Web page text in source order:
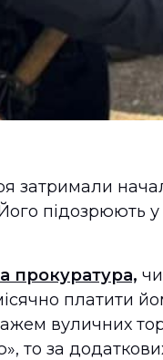
затримали
підозрюють
прокуратура,
платити
вуличних
то за